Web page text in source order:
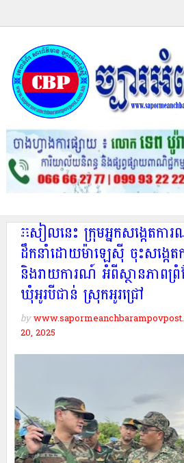
រសៀលនេះ ក្រុមអ្នកសង្កេតក
ដឹកនាំដោយម៉ាឡេស៊ី ចុះសង្កេត
និងរាយការណ៍ អំពីស្ថានភាពព្រំ
ឃុំអូរបីជាន់ ស្រុកអូរជ្រៅ
by
20, 2025